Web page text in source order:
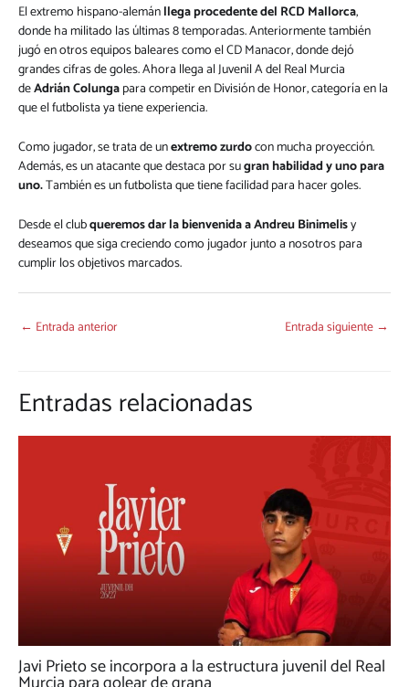
El extremo hispano-alemánllega procedente del RCD Mallorca,
donde ha militado las últimas 8 temporadas. Anteriormente también
jugó en otros equipos baleares como el CD Manacor, donde dejó
grandes cifras de goles. Ahora llega al Juvenil A del Real Murcia
deAdrián Colungapara competir en División de Honor, categoría en la
que el futbolista ya tiene experiencia.
Como jugador, se trata de unextremo zurdocon mucha proyección.
Además, es un atacante que destaca por sugran habilidad y uno para
uno.También es un futbolista que tiene facilidad para hacer goles.
Desde el clubqueremos dar la bienvenida a Andreu Binimelisy
deseamos que siga creciendo como jugador junto a nosotros para
cumplir los objetivos marcados.
← Entrada anterior Entrada siguiente →
Entradas relacionadas
Javi Prieto se incorpora a la estructura juvenil del Real